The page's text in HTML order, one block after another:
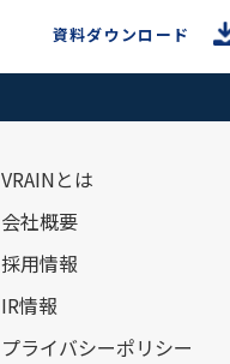
資料ダウンロード
VRAINとは
会社概要
採⽤情報
IR情報
プライバシーポリシー